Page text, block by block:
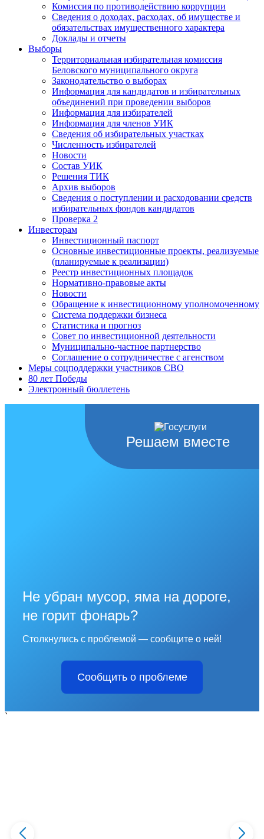
Комиссия по противодействию коррупции
Сведения о доходах, расходах, об имуществе и
обязательствах имущественного характера
Доклады и отчеты
Выборы
Территориальная избирательная комиссия
Беловского муниципального округа
Законодательство о выборах
Информация для кандидатов и избирательных
объединений при проведении выборов
Информация для избирателей
Информация для членов УИК
Сведения об избирательных участках
Численность избирателей
Новости
Состав УИК
Решения ТИК
Архив выборов
Сведения о поступлении и расходовании средств
избирательных фондов кандидатов
Проверка 2
Инвесторам
Инвестиционный паспорт
Основные инвестиционные проекты, реализуемые
(планируемые к реализации)
Реестр инвестиционных площадок
Нормативно-правовые акты
Новости
Обращение к инвестиционному уполномоченному
Система поддержки бизнеса
Статистика и прогноз
Совет по инвестиционной деятельности
Муниципально-частное партнерство
Соглашение о сотрудничестве с агенством
Меры соцподдержки участников СВО
80 лет Победы
Электронный бюллетень
Решаем вместе
Не убран мусор, яма на дороге,
не горит фонарь?
Столкнулись с проблемой — сообщите о ней!
Сообщить о проблеме
`